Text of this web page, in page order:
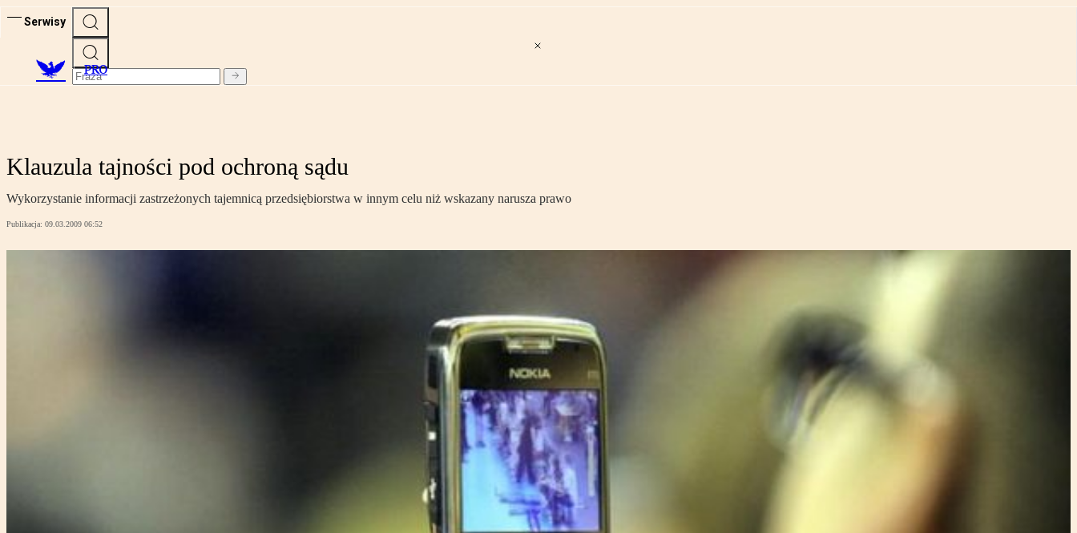
Serwisy
PRO
Klauzula tajności pod ochroną sądu
Wykorzystanie informacji zastrzeżonych tajemnicą przedsiębiorstwa w innym celu niż wskazany narusza prawo
Publikacja: 09.03.2009 06:52